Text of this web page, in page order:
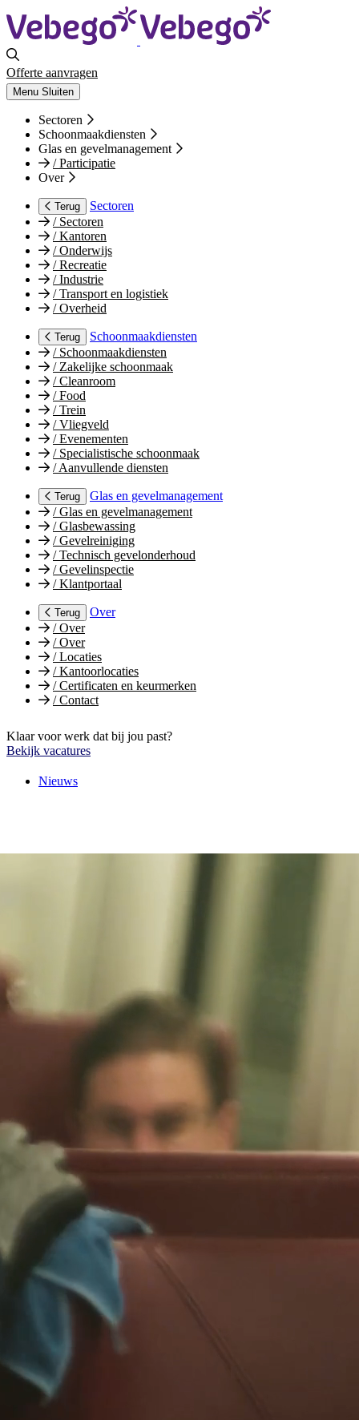
Offerte aanvragen
Menu Sluiten
Sectoren
Schoonmaakdiensten
Glas en gevelmanagement
/Participatie
Over
Terug
Sectoren
/Sectoren
/Kantoren
/Onderwijs
/Recreatie
/Industrie
/Transport en logistiek
/Overheid
Terug
Schoonmaakdiensten
/Schoonmaakdiensten
/Zakelijke schoonmaak
/Cleanroom
/Food
/Trein
/Vliegveld
/Evenementen
/Specialistische schoonmaak
/Aanvullende diensten
Terug
Glas en gevelmanagement
/Glas en gevelmanagement
/Glasbewassing
/Gevelreiniging
/Technisch gevelonderhoud
/Gevelinspectie
/Klantportaal
Terug
Over
/Over
/Over
/Locaties
/Kantoorlocaties
/Certificaten en keurmerken
/Contact
Klaar voor werk dat bij jou past?
Bekijk vacatures
Nieuws